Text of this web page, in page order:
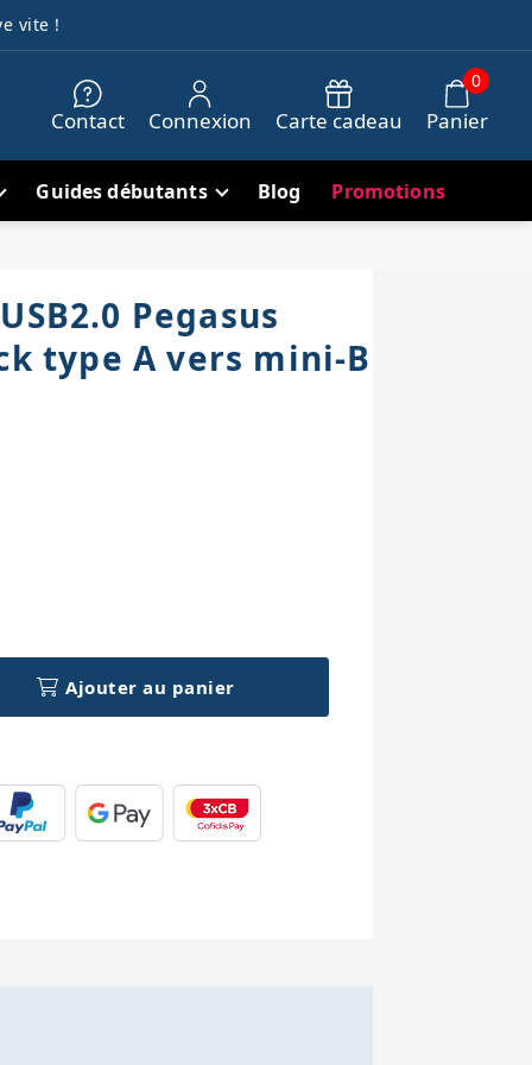
vite !
Contact Connexion Carte cadeau Panier
0
Guides débutants Blog Promotions
Pegasus
type A vers mini-B
Ajouter au panier